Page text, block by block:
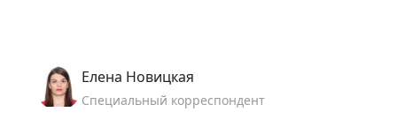
Елена Новицкая
Специальный корреспондент